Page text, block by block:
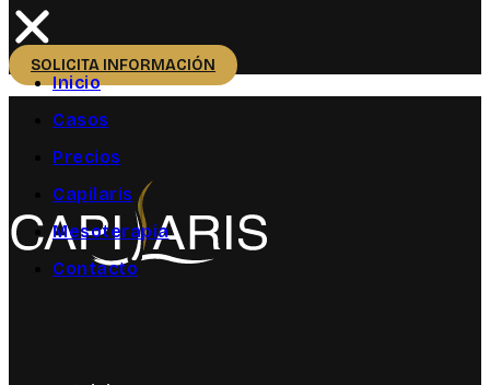
Inicio
Casos
Precios
Capilaris
Mesoterapia
Contacto
SOLICITA INFORMACIÓN